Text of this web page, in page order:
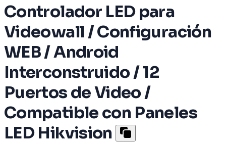
Controlador LED para
Videowall / Configuración
WEB / Android
Interconstruido / 12
Puertos de Video /
Compatible con Paneles
LED Hikvision